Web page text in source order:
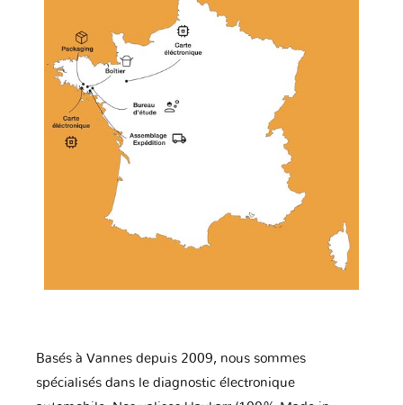
Basés à Vannes depuis 2009, nous sommes
spécialisés dans le diagnostic électronique